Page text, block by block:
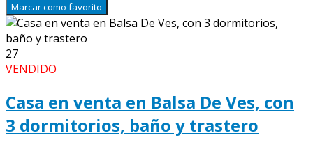
Marcar como favorito
27
VENDIDO
Casa en venta en Balsa De Ves, con
3 dormitorios, baño y trastero